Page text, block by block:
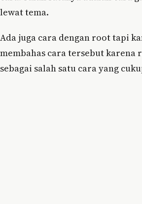
lewat tema.
Ada juga cara dengan root tapi
membahas cara tersebut
sebagai salah satu cara yang